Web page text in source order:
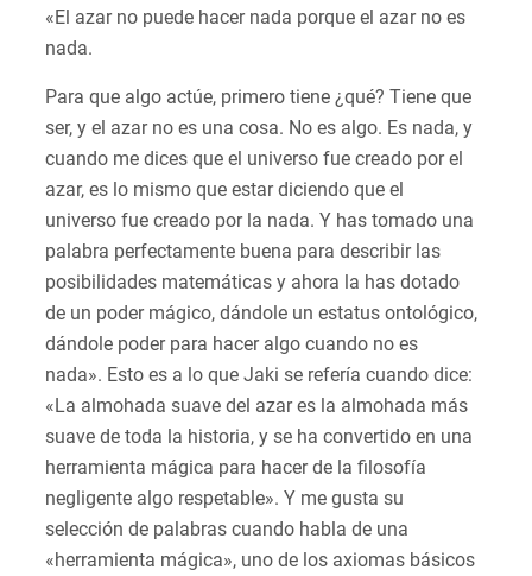
«El azar no puede hacer nada porque el azar no es
nada.
Para que algo actúe, primero tiene ¿qué? Tiene que
ser, y el azar no es una cosa. No es algo. Es nada, y
cuando me dices que el universo fue creado por el
azar, es lo mismo que estar diciendo que el
universo fue creado por la nada. Y has tomado una
palabra perfectamente buena para describir las
posibilidades matemáticas y ahora la has dotado
de un poder mágico, dándole un estatus ontológico,
dándole poder para hacer algo cuando no es
nada». Esto es a lo que Jaki se refería cuando dice:
«La almohada suave del azar es la almohada más
suave de toda la historia, y se ha convertido en una
herramienta mágica para hacer de la filosofía
negligente algo respetable». Y me gusta su
selección de palabras cuando habla de una
«herramienta mágica», uno de los axiomas básicos